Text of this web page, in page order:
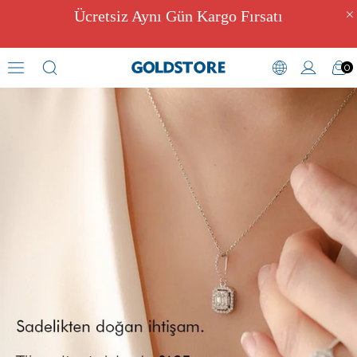
Ücretsiz Aynı Gün Kargo Fırsatı
0